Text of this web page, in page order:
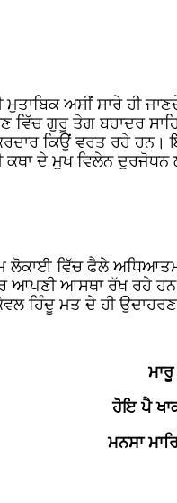
ਮੁਤਾਬਿਕ ਅਸੀਂ ਸਾਰੇ ਹੀ
ਵਿੱਚ ਗੁਰੂ ਤੇਗ ਬਹਾਦਰ
ਕਿਉਂ ਵਰਤ ਰਹੇ
ਕਥਾ ਦੇ ਮੁਖ ਵਿਲੇਨ
ਵਿੱਚ ਫੈਲੇ
ਆਪਣੀ ਆਸਥਾ ਰੱਖ ਰਹੇ
ਹਿੰਦੂ ਮਤ ਦੇ ਹੀ
ਹੋਇ ਪੈ
ਮਨਸਾ